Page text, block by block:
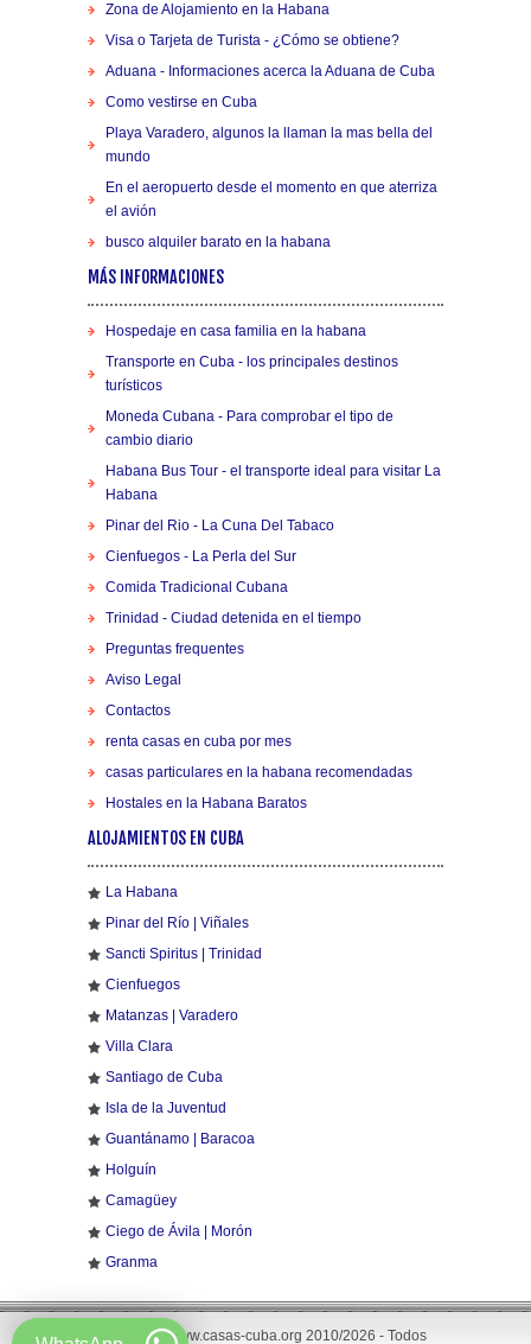
Zona de Alojamiento en la Habana
Visa o Tarjeta de Turista - ¿Cómo se obtiene?
Aduana - Informaciones acerca la Aduana de Cuba
Como vestirse en Cuba
Playa Varadero, algunos la llaman la mas bella del
mundo
En el aeropuerto desde el momento en que aterriza
el avión
busco alquiler barato en la habana
MÁS INFORMACIONES
Hospedaje en casa familia en la habana
Transporte en Cuba - los principales destinos
turísticos
Moneda Cubana - Para comprobar el tipo de
cambio diario
Habana Bus Tour - el transporte ideal para visitar La
Habana
Pinar del Rio - La Cuna Del Tabaco
Cienfuegos - La Perla del Sur
Comida Tradicional Cubana
Trinidad - Ciudad detenida en el tiempo
Preguntas frequentes
Aviso Legal
Contactos
renta casas en cuba por mes
casas particulares en la habana recomendadas
Hostales en la Habana Baratos
ALOJAMIENTOS EN CUBA
La Habana
Pinar del Río | Viñales
Sancti Spiritus | Trinidad
Cienfuegos
Matanzas | Varadero
Villa Clara
Santiago de Cuba
Isla de la Juventud
Guantánamo | Baracoa
Holguín
Camagüey
Ciego de Ávila | Morón
Granma
Copyright © www.casas-cuba.org 2010/2026 - Todos